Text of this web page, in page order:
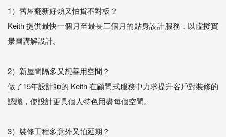
1）舊屋翻新好煩又怕貨不對板？
Keith 提供最快一個月至最長三個月的貼身設計服務，以虛擬實
景圖講解設計。
2）新屋間隔多又想善用空間？
做了15年設計師的 Keith 在顧問式服務中力求提升客戶對裝修的
認識，使設計更具個人特色用盡每個空間。
3）裝修工程多意外又怕延期？